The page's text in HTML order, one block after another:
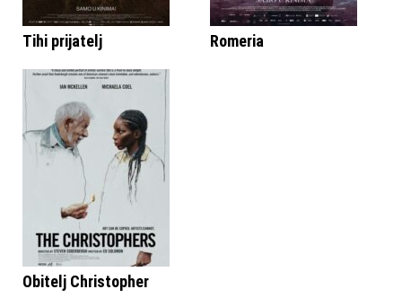
Tihi prijatelj Romeria
Obitelj Christopher